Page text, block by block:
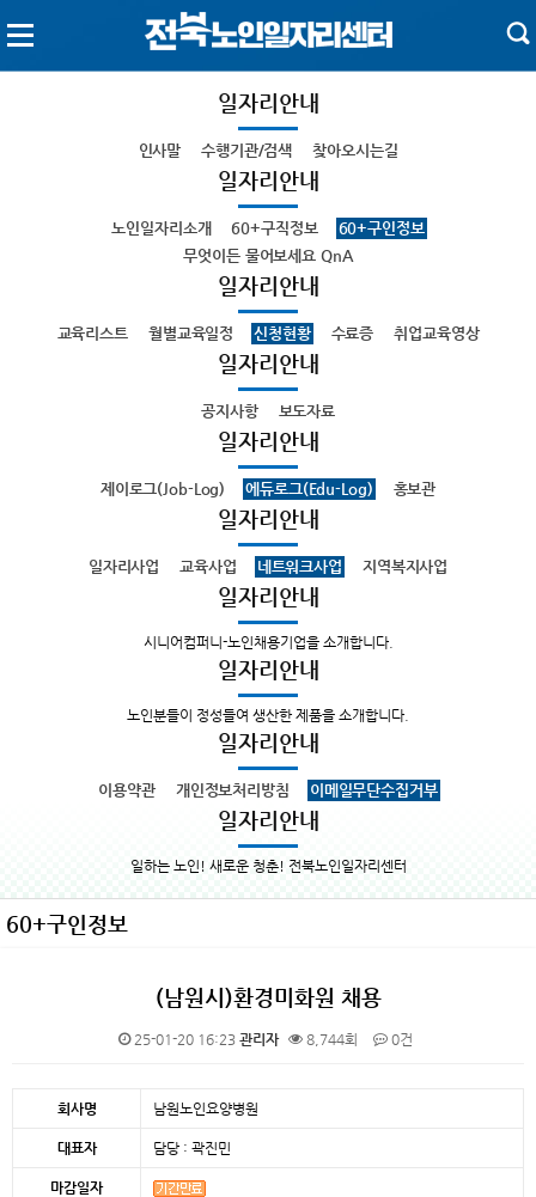
일자리안내
인사말 수행기관/검색 찾아오시는길
일자리안내
노인일자리소개 60+구직정보
60+구인정보
무엇이든 물어보세요 QnA
일자리안내
교육리스트 월별교육일정 신청현황 수료증 취업교육영상
일자리안내
공지사항 보도자료
일자리안내
제이로그(Job-Log) 에듀로그(Edu-Log) 홍보관
일자리안내
일자리사업 교육사업 네트워크사업 지역복지사업
일자리안내
시니어컴퍼니-노인채용기업을 소개합니다.
일자리안내
노인분들이 정성들여 생산한 제품을 소개합니다.
일자리안내
이용약관 개인정보처리방침 이메일무단수집거부
일자리안내
일하는 노인! 새로운 청춘! 전북노인일자리센터
60+구인정보
(남원시)환경미화원 채용
25-01-20 16:23 관리자 8,744회 0건
회사명 남원노인요양병원
대표자 담당 : 곽진민
마감일자